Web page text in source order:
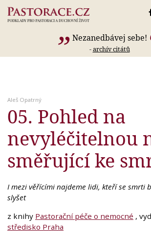
Nezanedbávej sebe!
-archív citátů
Aleš Opatrný
05. Pohled na
nevyléčitelnou
směřující ke
I mezi věřícími najdeme lidi, kteří se smrti
slyšet
z knihy Pastorační péče o nemocné ,
středisko Praha